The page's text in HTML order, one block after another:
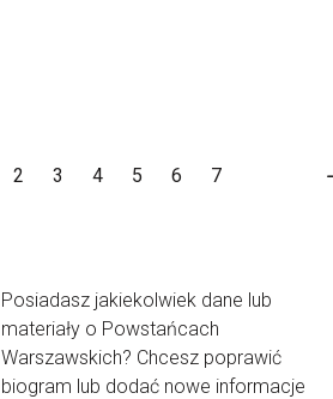
2 3 4 5 6 7
Posiadasz jakiekolwiek dane lub
materiały o Powstańcach
Warszawskich? Chcesz poprawić
biogram lub dodać nowe informacje